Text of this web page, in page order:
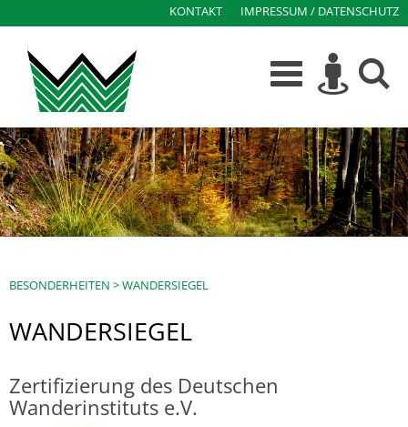
KONTAKT IMPRESSUM / DATENSCHUTZ
BESONDERHEITEN >WANDERSIEGEL
WANDERSIEGEL
Zertifizierung des Deutschen
Wanderinstituts e.V.